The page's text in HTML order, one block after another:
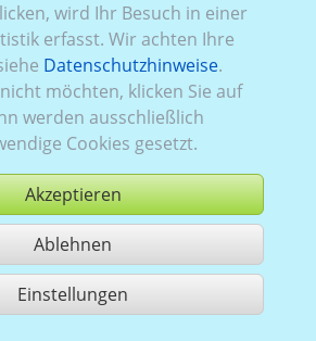
aktuell (seit 2022),5 Türen
2 Treffer teilen
wird Ihr Besuch in einer
erfasst. Wir achten Ihre
Datenschutzhinweise.
möchten, klicken Sie auf
werden ausschließlich
Cookies gesetzt.
Akzeptieren
Ablehnen
Einstellungen